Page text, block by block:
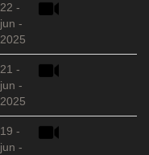
22 -
jun -
2025
21 -
jun -
2025
19 -
jun -